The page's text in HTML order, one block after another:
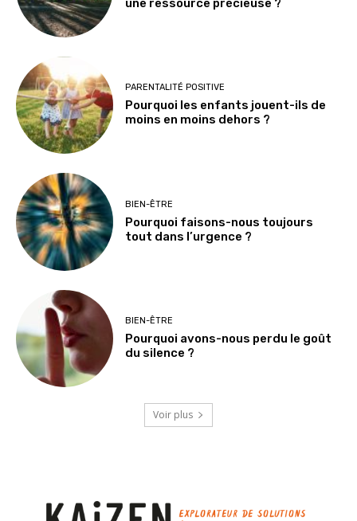
une ressource précieuse ?
PARENTALITÉ POSITIVE
Pourquoi les enfants jouent-ils de
moins en moins dehors ?
BIEN-ÊTRE
Pourquoi faisons-nous toujours
tout dans l’urgence ?
BIEN-ÊTRE
Pourquoi avons-nous perdu le goût
du silence ?
Voir plus